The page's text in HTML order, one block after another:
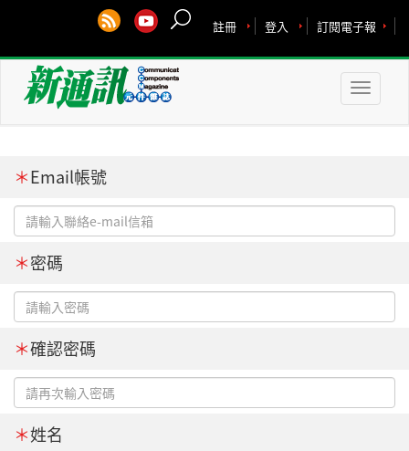
訂閱電子報
登入
註冊
Toggle
＊Email帳號
＊密碼
＊確認密碼
＊姓名